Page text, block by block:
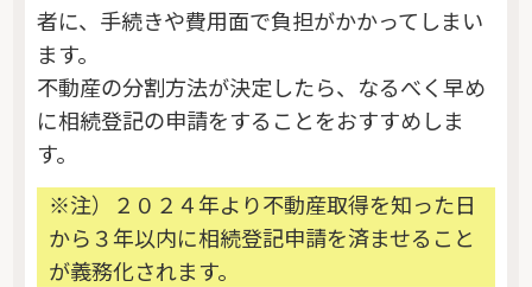
者に、手続きや費用面で負担がかかってしまい
ます。
不動産の分割方法が決定したら、なるべく早め
に相続登記の申請をすることをおすすめしま
す。
※注）２０２４年より不動産取得を知った日
から３年以内に相続登記申請を済ませること
が義務化されます。